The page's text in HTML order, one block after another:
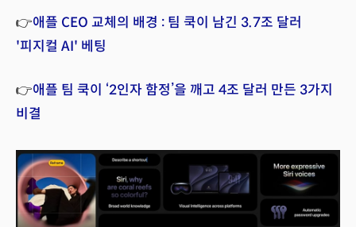
👉애플 CEO 교체의 배경 : 팀 쿡이 남긴 3.7조 달러
'피지컬 AI' 베팅
👉애플 팀 쿡이 ‘2인자 함정’을 깨고 4조 달러 만든 3가지
비결